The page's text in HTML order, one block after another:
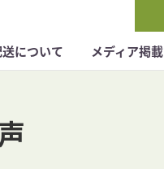
について メディア掲載